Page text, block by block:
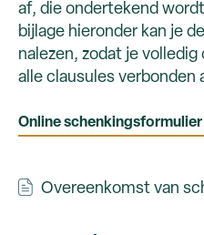
af, die ondertekend
bijlage hieronder kan je
nalezen, zodat je
alle clausules verbonden
Online schenkingsformulier
Overeenkomst van